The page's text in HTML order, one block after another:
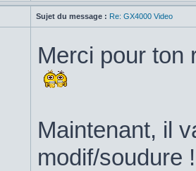
Sujet du message : Re: GX4000 Video
Merci pour ton
Maintenant, il
modif/soudure